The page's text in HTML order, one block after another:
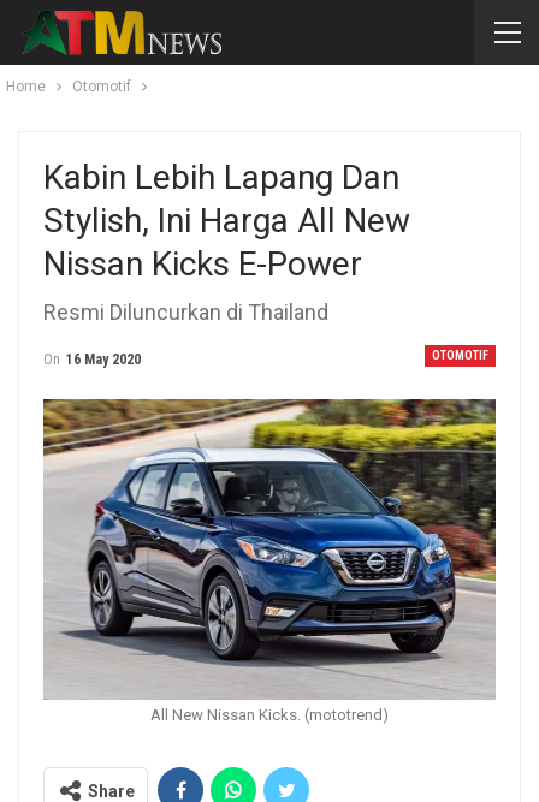
Home Otomotif
Kabin Lebih Lapang Dan
Stylish, Ini Harga All New
Nissan Kicks E-Power
Resmi Diluncurkan di Thailand
OTOMOTIF
On 16 May 2020
All New Nissan Kicks. (mototrend)
Share